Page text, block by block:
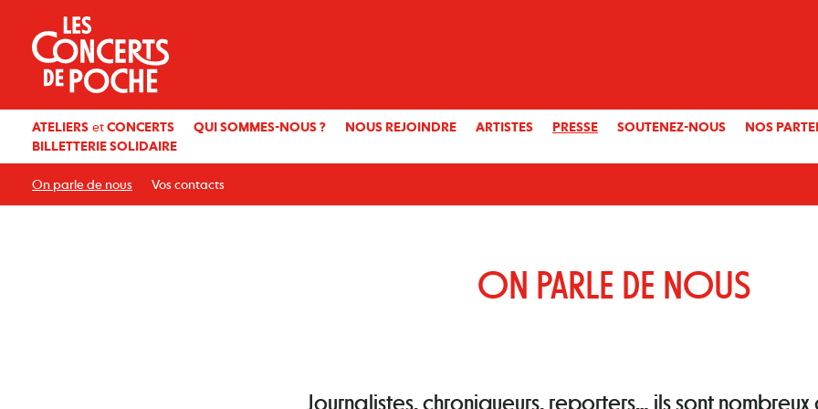
ATELIERS et CONCERTS QUI SOMMES-NOUS ? NOUS REJOINDRE ARTISTES PRESSE SOUTENEZ-NOUS NOS
BILLETTERIE SOLIDAIRE
On parle de nous Vos contacts
ON PARLE DE NOUS